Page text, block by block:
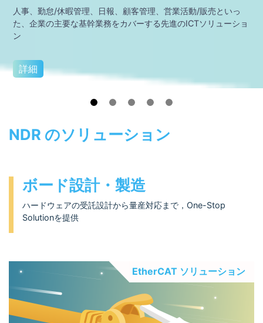
人事、勤怠/休暇管理、日報、顧客管理、営業活動/販売といっ
た、企業の主要な基幹業務をカバーする先進のICTソリューショ
ン
詳細
NDR のソリューション
ボード設計・製造
ハードウェアの受託設計から量産対応まで，One-Stop
Solutionを提供
EtherCAT ソリューション